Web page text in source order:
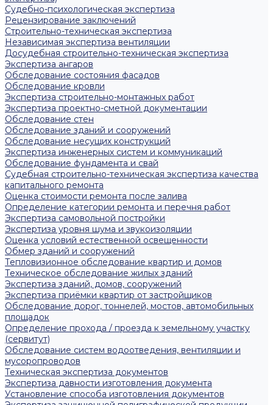
Судебно-психологическая экспертиза
Рецензирование заключений
Строительно-техническая экспертиза
Независимая экспертиза вентиляции
Досудебная строительно-техническая экспертиза
Экспертиза ангаров
Обследование состояния фасадов
Обследование кровли
Экспертиза строительно-монтажных работ
Экспертиза проектно-сметной документации
Обследование стен
Обследование зданий и сооружений
Обследование несущих конструкций
Экспертиза инженерных систем и коммуникаций
Обследование фундамента и свай
Судебная строительно-техническая экспертиза качества
капитального ремонта
Оценка стоимости ремонта после залива
Определение категории ремонта и перечня работ
Экспертиза самовольной постройки
Экспертиза уровня шума и звукоизоляции
Оценка условий естественной освещенности
Обмер зданий и сооружений
Тепловизионное обследование квартир и домов
Техническое обследование жилых зданий
Экспертиза зданий, домов, сооружений
Экспертиза приёмки квартир от застройщиков
Обследование дорог, тоннелей, мостов, автомобильных
площадок
Определение прохода / проезда к земельному участку
(сервитут)
Обследование систем водоотведения, вентиляции и
мусоропроводов
Техническая экспертиза документов
Экспертиза давности изготовления документа
Установление способа изготовления документов